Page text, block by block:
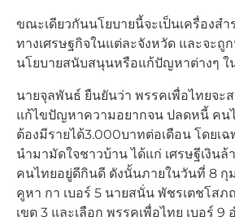
ขณะเดียวกันนโยบายนี้จะเป็นเครื่องส
ทางเศรษฐกิจในแต่ละจังหวัด และจะถู
นโยบายสนับสนุนหรือแก้ปัญหาต่างๆ
นายจุลพันธ์ ยืนยันว่า พรรคเพื่อไทยจะ
แก้ไขปัญหาความอยากจน ปลดหนี้ คน
ต้องมีรายได้3.000บาทต่อเดือน โดยเ
นำมามัดใจชาวบ้าน ได้แก่ เศรษฐีเงิน
คนไทยอยู่ดีกินดี ดังนั้นภายในวันที่ 8 กุ
คูหา กา เบอร์ 5 นายสนั่น พัชรเตชโส
เขต 3 และเลือก พรรคเพื่อไทย เบอร์